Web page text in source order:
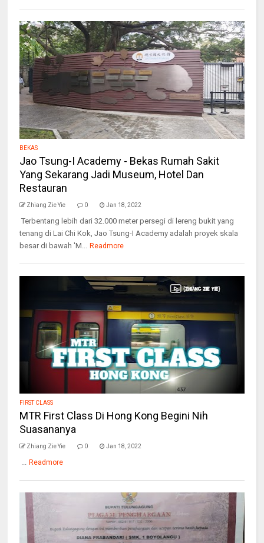
BEKAS
Jao Tsung-I Academy - Bekas Rumah Sakit
Yang Sekarang Jadi Museum, Hotel Dan
Restauran
Zhiang Zie Yie 0 Jan 18, 2022
Terbentang lebih dari 32.000 meter persegi di lereng bukit yang
tenang di Lai Chi Kok, Jao Tsung-I Academy adalah proyek skala
besar di bawah 'M... Readmore
FIRST CLASS
MTR First Class Di Hong Kong Begini Nih
Suasananya
Zhiang Zie Yie 0 Jan 18, 2022
... Readmore